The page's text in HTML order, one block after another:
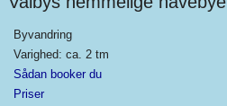
Byvandring
Varighed: ca. 2 tm
Sådan booker du
Priser